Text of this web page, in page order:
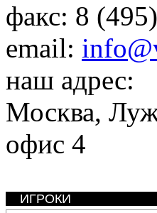
факс: 8
email:
наш адрес:
Москва,
офис 4
ИГРОКИ